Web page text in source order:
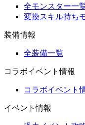
全モンスター一
変換スキル持ち
装備情報
全装備一覧
コラボイベント情報
コラボイベント
イベント情報